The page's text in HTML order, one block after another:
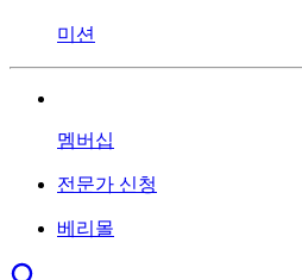
미션
멤버십
전문가 신청
베리몰